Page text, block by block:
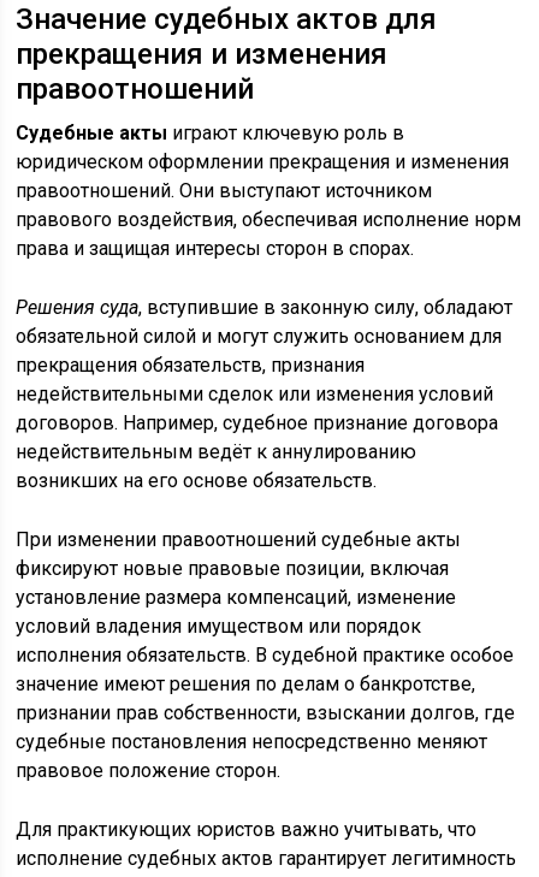
Значение судебных актов для
прекращения и изменения
правоотношений
Судебные акты играют ключевую роль в
юридическом оформлении прекращения и изменения
правоотношений. Они выступают источником
правового воздействия, обеспечивая исполнение норм
права и защищая интересы сторон в спорах.
Решения суда, вступившие в законную силу, обладают
обязательной силой и могут служить основанием для
прекращения обязательств, признания
недействительными сделок или изменения условий
договоров. Например, судебное признание договора
недействительным ведёт к аннулированию
возникших на его основе обязательств.
При изменении правоотношений судебные акты
фиксируют новые правовые позиции, включая
установление размера компенсаций, изменение
условий владения имуществом или порядок
исполнения обязательств. В судебной практике особое
значение имеют решения по делам о банкротстве,
признании прав собственности, взыскании долгов, где
судебные постановления непосредственно меняют
правовое положение сторон.
Для практикующих юристов важно учитывать, что
исполнение судебных актов гарантирует легитимность